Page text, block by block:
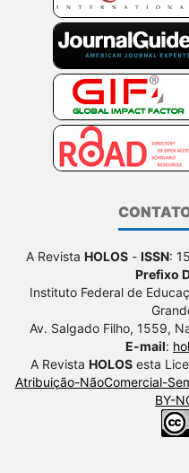
A Revista HOLOS - ISSN:
Prefixo
Instituto Federal de
Av. Salgado Filho, 1559,
E-mail:
A Revista HOLOSesta
Atribuição-NãoComercial-
BY-